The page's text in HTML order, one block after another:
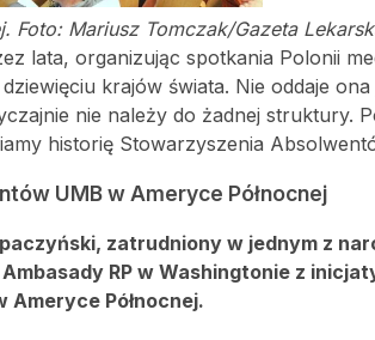
Foto: Mariusz Tomczak/Gazeta
lata, organizując spotkania Polonii
krajów świata. Nie oddaje
nie należy do żadnej struktury.
historię Stowarzyszenia
UMB w Ameryce Północnej
zatrudniony w jednym z
RP w Washingtonie z
Ameryce Północnej.